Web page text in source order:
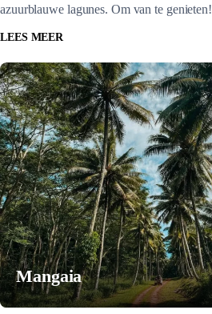
azuurblauwe lagunes. Om van te genieten!
LEES MEER
Mangaia